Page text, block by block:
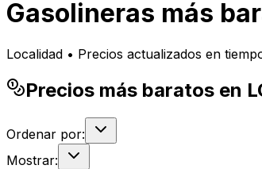
Gasolineras más
Localidad • Precios actualizados en
Precios más baratos en
Ordenar por:
Mostrar: